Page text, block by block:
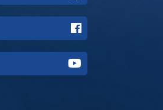
a
Twitter
a
Facebook